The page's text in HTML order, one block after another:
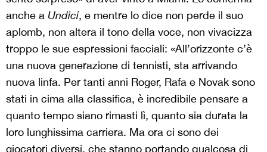
anche a Undici, e mentre lo dice non perde il suo
aplomb, non altera il tono della voce, non vivacizza
troppo le sue espressioni facciali: «All’orizzonte c’è
una nuova generazione di tennisti, sta arrivando
nuova linfa. Per tanti anni Roger, Rafa e Novak sono
stati in cima alla classifica, è incredibile pensare a
quanto tempo siano rimasti lì, quanto sia durata la
loro lunghissima carriera. Ma ora ci sono dei
giocatori diversi, che stanno portando qualcosa di